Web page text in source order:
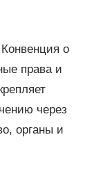
о
права и
через
органы и